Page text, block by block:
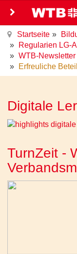
Startseite
Regularien LG-
WTB-Newsletter
Erfreuliche
Digitale
TurnZeit -